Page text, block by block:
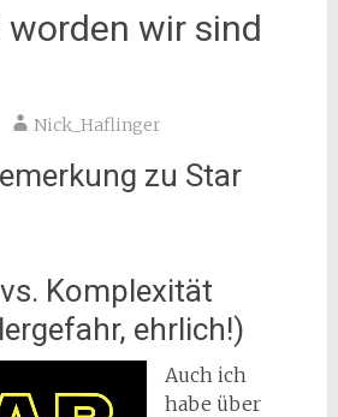
wir sind
Nick_Haflinger
zu Star
Komplexität
ehrlich!)
Auch ich
habe über